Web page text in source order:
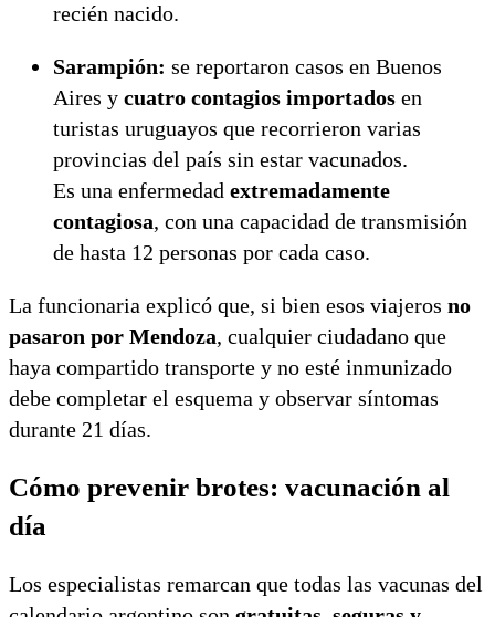
recién nacido.
Sarampión: se reportaron casos en Buenos
Aires y cuatro contagios importados en
turistas uruguayos que recorrieron varias
provincias del país sin estar vacunados.
Es una enfermedad extremadamente
contagiosa, con una capacidad de transmisión
de hasta 12 personas por cada caso.
La funcionaria explicó que, si bien esos viajeros no
pasaron por Mendoza, cualquier ciudadano que
haya compartido transporte y no esté inmunizado
debe completar el esquema y observar síntomas
durante 21 días.
Cómo prevenir brotes: vacunación al
día
Los especialistas remarcan que todas las vacunas del